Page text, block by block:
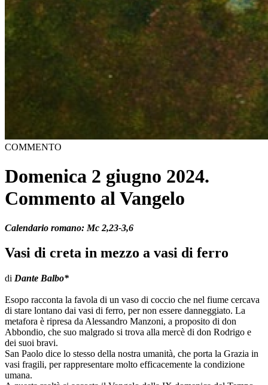
COMMENTO
Domenica 2 giugno 2024.
Commento al Vangelo
Calendario romano: Mc 2,23-3,6
Vasi di creta in mezzo a vasi di ferro
di Dante Balbo*
Esopo racconta la favola di un vaso di coccio che nel fiume cercava
di stare lontano dai vasi di ferro, per non essere danneggiato. La
metafora è ripresa da Alessandro Manzoni, a proposito di don
Abbondio, che suo malgrado si trova alla mercè di don Rodrigo e
dei suoi bravi.
San Paolo dice lo stesso della nostra umanità, che porta la Grazia in
vasi fragili, per rappresentare molto efficacemente la condizione
umana.